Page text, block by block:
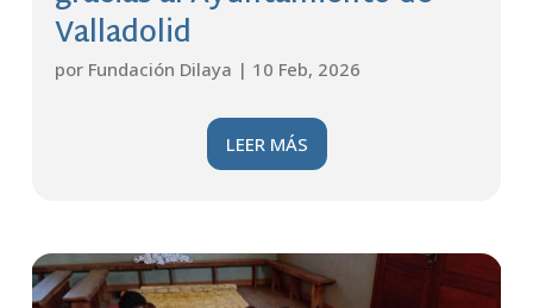
Valladolid
por Fundación Dilaya | 10 Feb, 2026
LEER MÁS